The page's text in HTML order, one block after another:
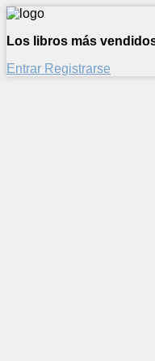
Los libros más
Entrar Registrarse